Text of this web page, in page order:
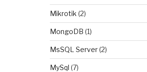
Mikrotik (2)
MongoDB (1)
MsSQL Server(2)
MySql (7)